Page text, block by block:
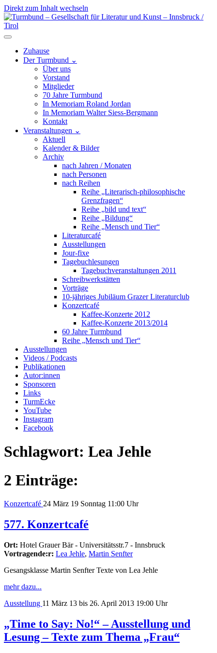
Direkt zum Inhalt wechseln
Hauptnavigation
Zuhause
Der Turmbund ⌄
Über uns
Vorstand
Mitglieder
70 Jahre Turmbund
In Memoriam Roland Jordan
In Memoriam Walter Siess-Bergmann
Kontakt
Veranstaltungen ⌄
Aktuell
Kalender & Bilder
Archiv
nach Jahren / Monaten
nach Personen
nach Reihen
Reihe „Literarisch-philosophische
Grenzfragen“
Reihe „bild und text“
Reihe „Bildung“
Reihe „Mensch und Tier“
Literaturcafé
Ausstellungen
Jour-fixe
Tagebuchlesungen
Tagebuchveranstaltungen 2011
Schreibwerkstätten
Vorträge
10-jähriges Jubiläum Grazer Literaturclub
Konzertcafé
Kaffee-Konzerte 2012
Kaffee-Konzerte 2013/2014
60 Jahre Turmbund
Reihe „Mensch und Tier“
Ausstellungen
Videos / Podcasts
Publikationen
Autor:innen
Sponsoren
Links
TurmEcke
YouTube
Instagram
Facebook
Schlagwort: Lea Jehle
2 Einträge:
Konzertcafé 24 März 19 Sonntag 11:00 Uhr
577. Konzertcafé
Ort: Hotel Grauer Bär - Universitätsstr.7 - Innsbruck
Vortragende:r: Lea Jehle, Martin Senfter
Gesangsklasse Martin Senfter Texte von Lea Jehle
mehr dazu...
Ausstellung 11 März 13 bis 26. April 2013 19:00 Uhr
„Time to Say: No!“ – Ausstellung und
Lesung – Texte zum Thema „Frau“